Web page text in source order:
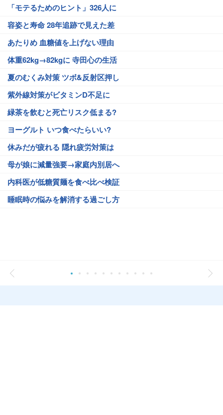
「モテるためのヒント」326人に
容姿と寿命 28年追跡で見えた差
あたりめ 血糖値を上げない理由
体重62kg→82kgに 寺田心の生活
夏のむくみ対策 ツボ&反射区押し
紫外線対策がビタミンD不足に
緑茶を飲むと死亡リスク低まる?
ヨーグルト いつ食べたらいい?
休みだが疲れる 隠れ疲労対策は
母が娘に減量強要→家庭内別居へ
内科医が低糖質麺を食べ比べ検証
睡眠時の悩みを解消する過ごし方